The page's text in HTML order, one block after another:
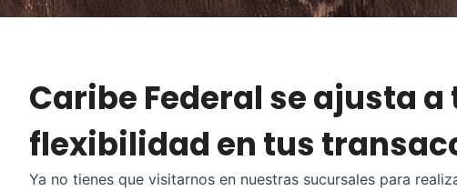
Caribe Federal se ajusta
flexibilidad en tus
Ya no tienes que visitarnos en nuestras sucursales para